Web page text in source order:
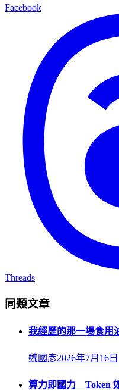
Facebook
Threads
同類文章
我經歷的那一場食用
魏國彥2026年7月16日
算力即國力 Token